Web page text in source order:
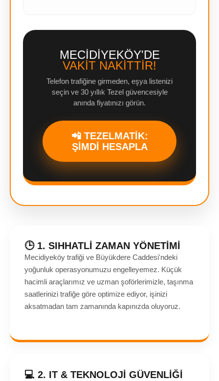
MECİDİYEKÖY'DE
VAKİT NAKİTTİR!
Telefon trafiğine girmeden, eşya listenizi
seçin ve 30 yıllık Tezel güvencesiyle
anında fiyatınızı görün.
📲 TEZELMATİK:
ŞİMDİ HESAPLA
🕒 1. SIHHATLİ ZAMAN YÖNETİMİ
Mecidiyeköy trafiği ve Büyükdere Caddesi'ndeki
yoğunluk operasyonumuzu engelleyemez. Küçük
hacimli araçlarımız ve uzman şoförlerimizle, taşınma
saatlerinizi trafiğe göre optimize ediyor, işinizi
aksatmadan tam zamanında kapınızda oluyoruz.
💻 2. IT & TEKNOLOJİ GÜVENLİĞİ